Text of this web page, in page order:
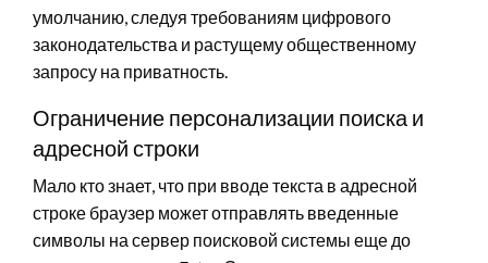
умолчанию, следуя требованиям цифрового
законодательства и растущему общественному
запросу на приватность.
Ограничение персонализации поиска и
адресной строки
Мало кто знает, что при вводе текста в адресной
строке браузер может отправлять введенные
символы на сервер поисковой системы еще до